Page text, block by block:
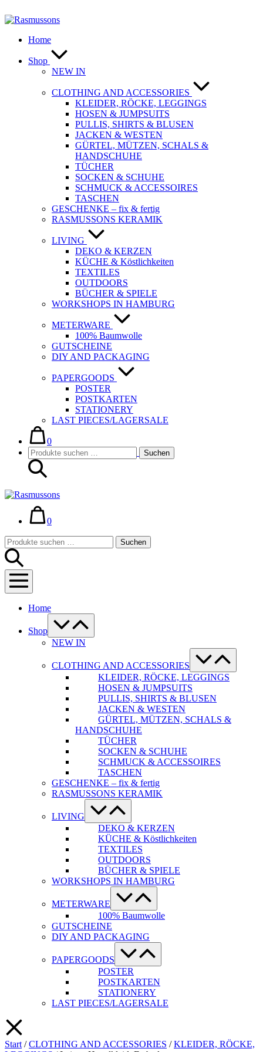
Inhalt
Home
Shop
NEW IN
CLOTHING AND ACCESSORIES
KLEIDER, RÖCKE, LEGGINGS
HOSEN & JUMPSUITS
PULLIS, SHIRTS & BLUSEN
JACKEN & WESTEN
GÜRTEL, MÜTZEN, SCHALS &
HANDSCHUHE
TÜCHER
SOCKEN & SCHUHE
SCHMUCK & ACCESSOIRES
TASCHEN
GESCHENKE – fix & fertig
RASMUSSONS KERAMIK
LIVING
DEKO & KERZEN
KÜCHE & Köstlichkeiten
TEXTILES
OUTDOORS
BÜCHER & SPIELE
WORKSHOPS IN HAMBURG
METERWARE
100% Baumwolle
GUTSCHEINE
DIY AND PACKAGING
PAPERGOODS
POSTER
POSTKARTEN
STATIONERY
LAST PIECES/LAGERSALE
Warenkorb
0im
Warenkorb
Suche-
Schalter
Suchen
nach:
Suchen
Warenkorb
0im
Suche-
Schalter
Suchen
nach:
Suchen
Menü-
Schalter
Home
Shop
Menü-
Schalter
NEW IN
CLOTHING AND ACCESSORIES
Menü-
Schalter
KLEIDER, RÖCKE, LEGGINGS
HOSEN & JUMPSUITS
PULLIS, SHIRTS & BLUSEN
JACKEN & WESTEN
GÜRTEL, MÜTZEN, SCHALS &
HANDSCHUHE
TÜCHER
SOCKEN & SCHUHE
SCHMUCK & ACCESSOIRES
TASCHEN
GESCHENKE – fix & fertig
RASMUSSONS KERAMIK
LIVING
Menü-
Schalter
DEKO & KERZEN
KÜCHE & Köstlichkeiten
TEXTILES
OUTDOORS
BÜCHER & SPIELE
WORKSHOPS IN HAMBURG
METERWARE
Menü-
Schalter
100% Baumwolle
GUTSCHEINE
DIY AND PACKAGING
PAPERGOODS
Menü-
Schalter
POSTER
POSTKARTEN
STATIONERY
LAST PIECES/LAGERSALE
Start /CLOTHING AND ACCESSORIES /KLEIDER, RÖCKE,